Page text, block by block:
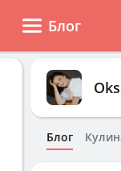
Блог
Блог